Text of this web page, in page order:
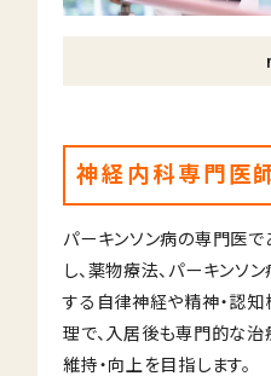
神経内科専門医
パーキンソン病の専門医
し、薬物療法、パーキンソ
する自律神経や精神・認
理で、入居後も専門的な治
維持・向上を目指します。